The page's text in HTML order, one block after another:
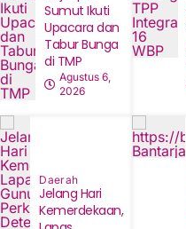
Sumut Ikuti
Upacara dan
Tabur Bunga
di TMP
Agustus 6,
2026
Daerah
Jelang Hari
Kemerdekaan,